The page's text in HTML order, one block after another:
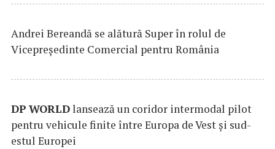
Andrei Bereandă se alătură Super în rolul de
Vicepreședinte Comercial pentru România
DP WORLDlansează un coridor intermodal pilot
pentru vehicule finite între Europa de Vest și sud-
estul Europei